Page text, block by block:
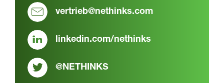
vertrieb@nethinks.com
linkedin.com/nethinks
@NETHINKS